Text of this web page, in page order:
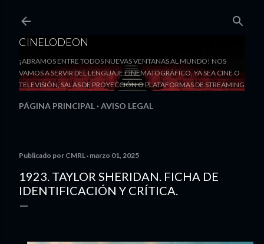
CINELODEON
¡ABRAMOS ENTRE TODOS NUEVAS VENTANAS AL MUNDO! NOS
VAMOS A SERVIR DEL LENGUAJE CINEMATOGRÁFICO, YA SEA CINE O
TELEVISIÓN, SALAS DE PROYECCIÓN O PLATAFORMAS DE STREAMING
PÁGINA PRINCIPAL AVISO LEGAL
Publicado por CMRL marzo 01, 2025
1923. TAYLOR SHERIDAN. FICHA DE
IDENTIFICACIÓN Y CRÍTICA.